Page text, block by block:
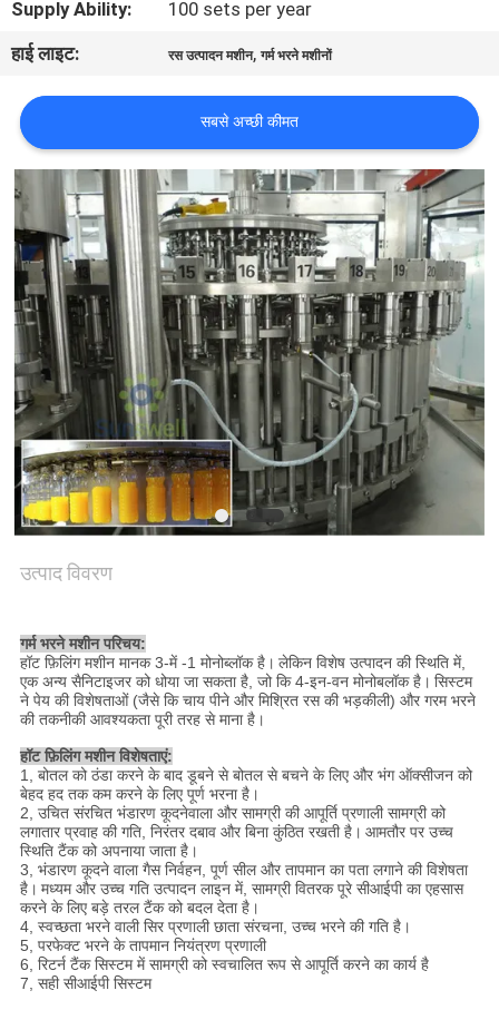
नियंत्रण
संपर्क
करें
समाचार
एक
उद्धरण
की
विनती
करे
साइटमैप
PRIVACY
Supply Ability:
100 sets per year
हाई लाइट:
रस उत्पादन मशीन,गर्म भरने मशीनों
सबसे अच्छी कीमत
उत्पाद विवरण
गर्म भरने मशीन परिचय:
हॉट फ़िलिंग मशीन मानक 3-में -1 मोनोब्लॉक है। लेकिन विशेष उत्पादन की स्थिति में,
एक अन्य सैनिटाइजर को धोया जा सकता है, जो कि 4-इन-वन मोनोबलॉक है। सिस्टम
ने पेय की विशेषताओं (जैसे कि चाय पीने और मिश्रित रस की भड़कीली) और गरम भरने
की तकनीकी आवश्यकता पूरी तरह से माना है।
हॉट फ़िलिंग मशीन विशेषताएं:
1, बोतल को ठंडा करने के बाद डूबने से बोतल से बचने के लिए और भंग ऑक्सीजन को
बेहद हद तक कम करने के लिए पूर्ण भरना है।
2, उचित संरचित भंडारण कूदनेवाला और सामग्री की आपूर्ति प्रणाली सामग्री को
लगातार प्रवाह की गति, निरंतर दबाव और बिना कुंठित रखती है। आमतौर पर उच्च
स्थिति टैंक को अपनाया जाता है।
3, भंडारण कूदने वाला गैस निर्वहन, पूर्ण सील और तापमान का पता लगाने की विशेषता
है। मध्यम और उच्च गति उत्पादन लाइन में, सामग्री वितरक पूरे सीआईपी का एहसास
करने के लिए बड़े तरल टैंक को बदल देता है।
4, स्वच्छता भरने वाली सिर प्रणाली छाता संरचना, उच्च भरने की गति है।
5, परफेक्ट भरने के तापमान नियंत्रण प्रणाली
6, रिटर्न टैंक सिस्टम में सामग्री को स्वचालित रूप से आपूर्ति करने का कार्य है
7, सही सीआईपी सिस्टम